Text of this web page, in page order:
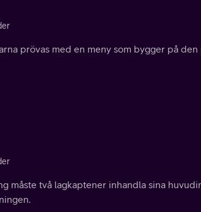
prövas med en meny som bygger på
måste två lagkaptener inhandla sina